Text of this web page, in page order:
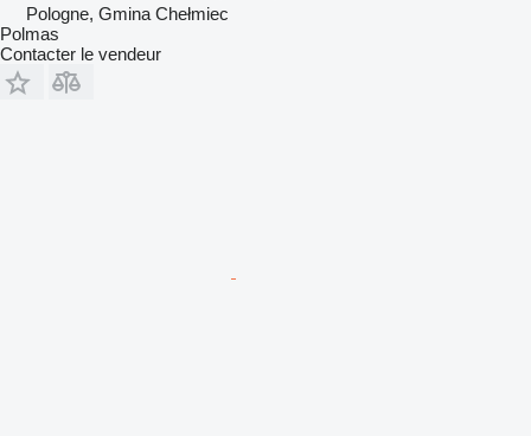
Pologne, Gmina Chełmiec
Polmas
Contacter le vendeur